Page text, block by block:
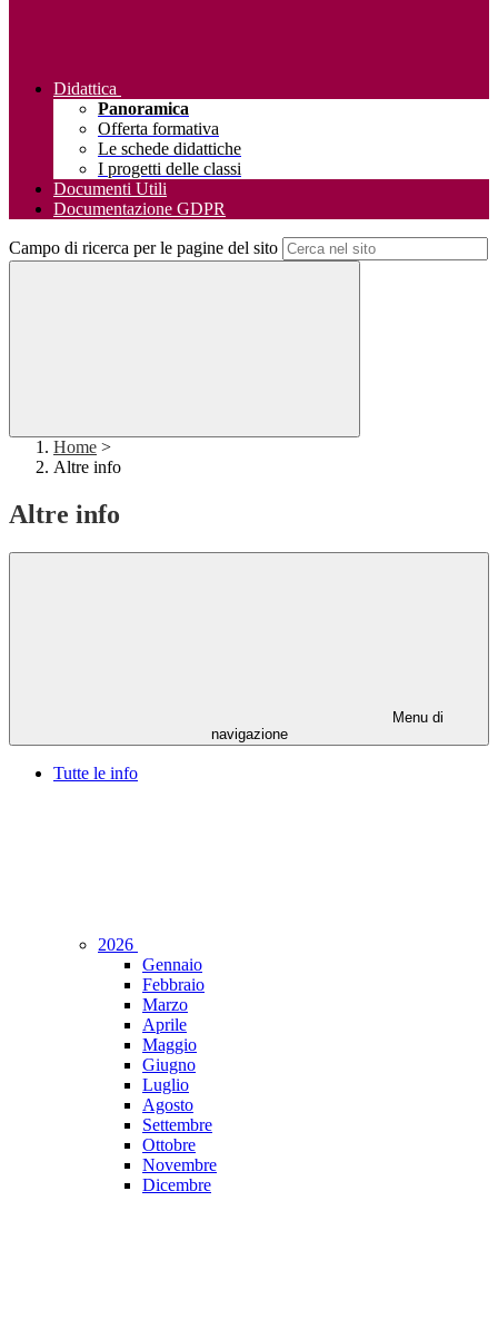
Didattica
Panoramica
Offerta formativa
Le schede didattiche
I progetti delle classi
Documenti Utili
Documentazione GDPR
Campo di ricerca per le pagine del sito
Home >
Altre info
Altre info
Menu di
navigazione
Tutte le info
2026
Gennaio
Febbraio
Marzo
Aprile
Maggio
Giugno
Luglio
Agosto
Settembre
Ottobre
Novembre
Dicembre